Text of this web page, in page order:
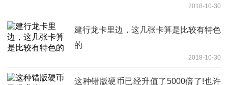
2018-10-30
建行龙卡里边，这几张卡算是比较有特色
的
2018-10-30
这种错版硬币已经升值了5000倍了!也许